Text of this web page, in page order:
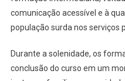
comunicação acessível e à
população surda nos serviços
Durante a solenidade, os
conclusão do curso em um